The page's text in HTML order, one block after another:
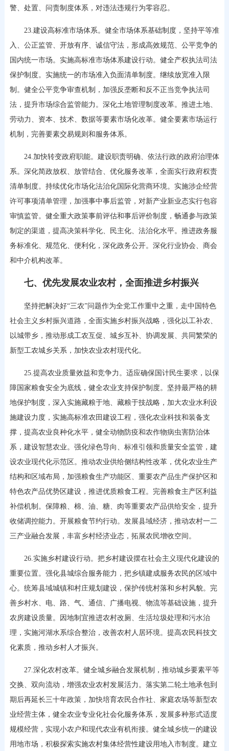
警、处置、问责制度体系，对违法违规行为零容忍。
23.建设高标准市场体系。健全市场体系基础制度，坚持平等准
入、公正监管、开放有序、诚信守法，形成高效规范、公平竞争的
国内统一市场。实施高标准市场体系建设行动。健全产权执法司法
保护制度。实施统一的市场准入负面清单制度。继续放宽准入限
制。健全公平竞争审查机制，加强反垄断和反不正当竞争执法司
法，提升市场综合监管能力。深化土地管理制度改革。推进土地、
劳动力、资本、技术、数据等要素市场化改革。健全要素市场运行
机制，完善要素交易规则和服务体系。
24.加快转变政府职能。建设职责明确、依法行政的政府治理体
系。深化简政放权、放管结合、优化服务改革，全面实行政府权责
清单制度。持续优化市场化法治化国际化营商环境。实施涉企经营
许可事项清单管理，加强事中事后监管，对新产业新业态实行包容
审慎监管。健全重大政策事前评估和事后评价制度，畅通参与政策
制定的渠道，提高决策科学化、民主化、法治化水平。推进政务服
务标准化、规范化、便利化，深化政务公开。深化行业协会、商会
和中介机构改革。
七、优先发展农业农村，全面推进乡村振兴
坚持把解决好“三农”问题作为全党工作重中之重，走中国特色
社会主义乡村振兴道路，全面实施乡村振兴战略，强化以工补农、
以城带乡，推动形成工农互促、城乡互补、协调发展、共同繁荣的
新型工农城乡关系，加快农业农村现代化。
25.提高农业质量效益和竞争力。适应确保国计民生要求，以保
障国家粮食安全为底线，健全农业支持保护制度。坚持最严格的耕
地保护制度，深入实施藏粮于地、藏粮于技战略，加大农业水利设
施建设力度，实施高标准农田建设工程，强化农业科技和装备支
撑，提高农业良种化水平，健全动物防疫和农作物病虫害防治体
系，建设智慧农业。强化绿色导向、标准引领和质量安全监管，建
设农业现代化示范区。推动农业供给侧结构性改革，优化农业生产
结构和区域布局，加强粮食生产功能区、重要农产品生产保护区和
特色农产品优势区建设，推进优质粮食工程。完善粮食主产区利益
补偿机制。保障粮、棉、油、糖、肉等重要农产品供给安全，提升
收储调控能力。开展粮食节约行动。发展县域经济，推动农村一二
三产业融合发展，丰富乡村经济业态，拓展农民增收空间。
26.实施乡村建设行动。把乡村建设摆在社会主义现代化建设的
重要位置。强化县城综合服务能力，把乡镇建成服务农民的区域中
心。统筹县域城镇和村庄规划建设，保护传统村落和乡村风貌。完
善乡村水、电、路、气、通信、广播电视、物流等基础设施，提升
农房建设质量。因地制宜推进农村改厕、生活垃圾处理和污水治
理，实施河湖水系综合整治，改善农村人居环境。提高农民科技文
化素质，推动乡村人才振兴。
27.深化农村改革。健全城乡融合发展机制，推动城乡要素平等
交换、双向流动，增强农业农村发展活力。落实第二轮土地承包到
期后再延长三十年政策，加快培育农民合作社、家庭农场等新型农
业经营主体，健全农业专业化社会化服务体系，发展多种形式适度
规模经营，实现小农户和现代农业有机衔接。健全城乡统一的建设
用地市场，积极探索实施农村集体经营性建设用地入市制度。建立